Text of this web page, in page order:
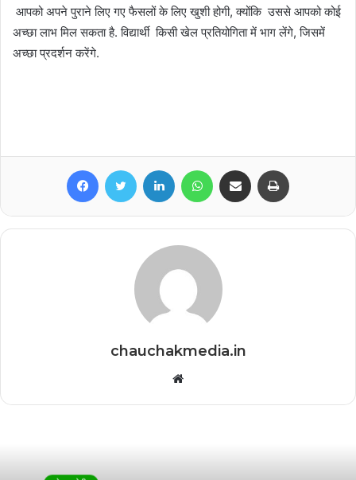
आपको अपने पुराने लिए गए फैसलों के लिए खुशी होगी, क्योंकि उससे आपको कोई
अच्छा लाभ मिल सकता है. विद्यार्थी किसी खेल प्रतियोगिता में भाग लेंगे, जिसमें
अच्छा प्रदर्शन करेंगे.
FacebookTwitter LinkedIn WhatsAppShare via Email
chauchakmedia.in
Website